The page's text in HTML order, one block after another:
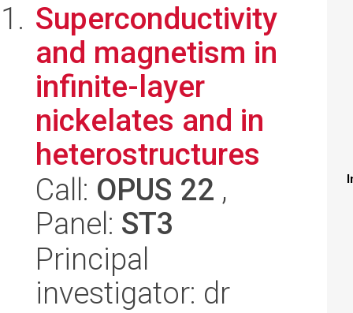
Superconductivity
and magnetism in
infinite-layer
nickelates and in
heterostructures
Call: OPUS 22 ,
Panel: ST3
Principal
investigator: dr